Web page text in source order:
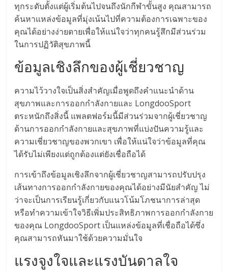
ทุกระดับตั้งแต่ผู้เริ่มต้นไปจนถึงนักกีฬาขั้นสูง คุณสามารถ
ค้นหาแหล่งข้อมูลที่มุ่งเน้นไปที่ความต้องการเฉพาะของ
คุณได้อย่างง่ายดายเพื่อให้แน่ใจว่าทุกคนรู้สึกมีส่วนร่วม
ในการปฏิวัติสุขภาพนี้
ข้อมูลเชิงลึกของผู้เชี่ยวชาญ
ความไว้วางใจเป็นสิ่งสำคัญเมื่อพูดถึงคำแนะนำด้าน
สุขภาพและการออกกำลังกายและ LongdooSport
ตระหนักถึงสิ่งนี้ แพลตฟอร์มนี้มีส่วนร่วมจากผู้เชี่ยวชาญ
ด้านการออกกำลังกายและสุขภาพที่แบ่งปันความรู้และ
ความเชี่ยวชาญของพวกเขา เพื่อให้แน่ใจว่าข้อมูลที่คุณ
ได้รับไม่เพียงแต่ถูกต้องแต่ยังเชื่อถือได้
การเข้าถึงข้อมูลเชิงลึกจากผู้เชี่ยวชาญสามารถปรับปรุง
เส้นทางการออกกำลังกายของคุณได้อย่างมีนัยสำคัญ ไม่
ว่าจะเป็นการเรียนรู้เกี่ยวกับแนวโน้มโภชนาการล่าสุด
หรือทำความเข้าใจวิธีเพิ่มประสิทธิภาพการออกกำลังกาย
ของคุณ LongdooSport เป็นแหล่งข้อมูลที่เชื่อถือได้ซึ่ง
คุณสามารถหันมาใช้ด้วยความมั่นใจ
แรงจูงใจและแรงบันดาลใจ